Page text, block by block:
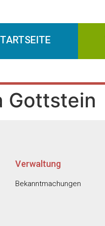
Gottstein
Verwaltung
Bekanntmachungen